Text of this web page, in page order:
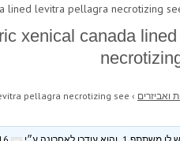
lined levitra pellagra necrotizing
xenical canada
ואביזרים ›
pellagra necrotizing see